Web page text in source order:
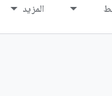
المزيد